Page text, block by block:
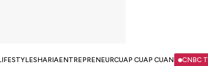
SHARIAENTREPRENEURCUAP CUAP CUAN CNBC